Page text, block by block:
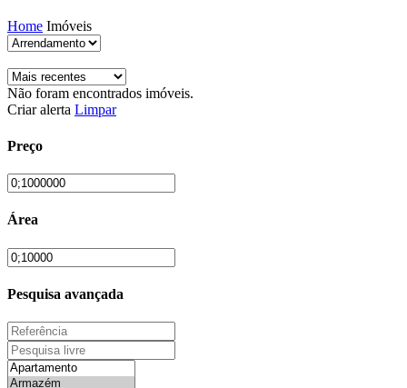
Home Imóveis
Não foram encontrados imóveis.
Criar alerta Limpar
Preço
Área
Pesquisa avançada